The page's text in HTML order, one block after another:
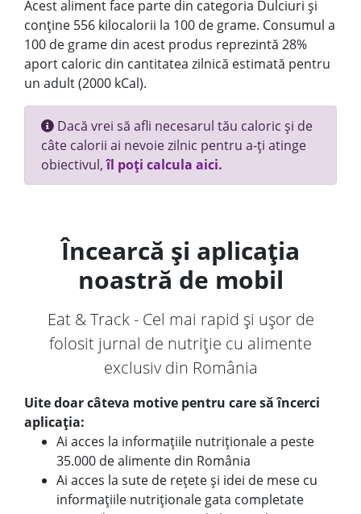
Acest aliment face parte din categoria Dulciuri și
conține 556 kilocalorii la 100 de grame. Consumul a
100 de grame din acest produs reprezintă 28%
aport caloric din cantitatea zilnică estimată pentru
un adult (2000 kCal).
Dacă vrei să afli necesarul tău caloric și de
câte calorii ai nevoie zilnic pentru a-ți atinge
obiectivul,îl poți calcula aici.
Încearcă și aplicația
noastră de mobil
Eat & Track - Cel mai rapid și ușor de
folosit jurnal de nutriție cu alimente
exclusiv din România
Uite doar câteva motive pentru care să încerci
aplicația:
Ai acces la informațiile nutriționale a peste
35.000 de alimente din România
Ai acces la sute de rețete și idei de mese cu
informațiile nutriționale gata completate